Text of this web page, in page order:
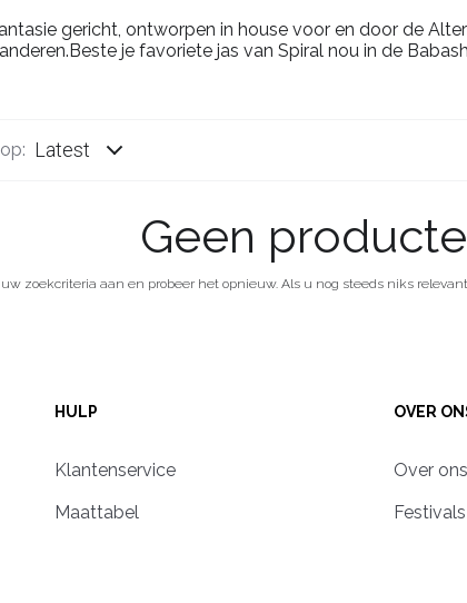
gericht, ontworpen in house voor en door de
je favoriete jas vanSpiral nou in de
Latest
Geen
uw zoekcriteria aan en probeer het opnieuw. Als u nog steeds niks
HULP
Klantenservice
Maattabel
OVER
Over ons
Festivals